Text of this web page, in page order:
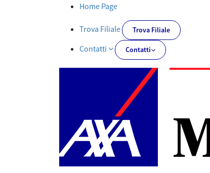
Documenti PRIIPs | AXA MPS Financial - AXA-MPSFINANCIAL.IT
Home Page
Trova Filiale Trova Filiale
Contatti Contatti